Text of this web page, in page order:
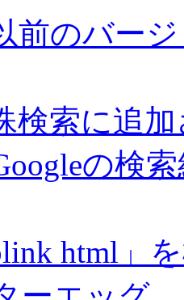
前のバー
検索に追
の検
html」